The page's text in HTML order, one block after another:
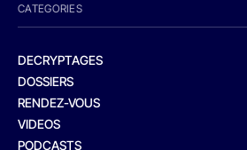
CATEGORIES
DECRYPTAGES
DOSSIERS
RENDEZ-VOUS
VIDEOS
PODCASTS